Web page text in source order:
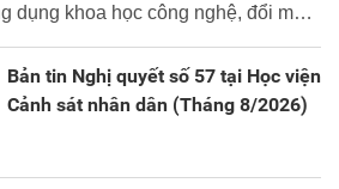
dụng khoa học công nghệ, đổi mới
số.
Bản tin Nghị quyết số 57 tại Học viện
Cảnh sát nhân dân (Tháng 8/2026)